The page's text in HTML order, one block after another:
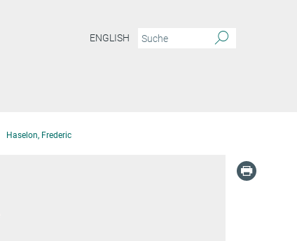
ENGLISH
Haselon, Frederic